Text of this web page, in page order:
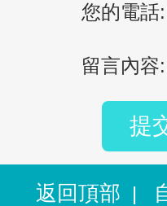
您的電話:
留言內容:
提
返回頂部 |